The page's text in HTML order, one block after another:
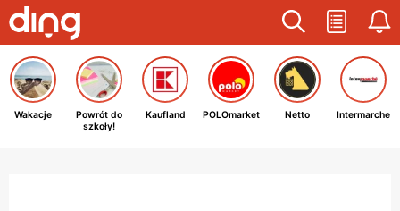
Wakacje
Powrót do
szkoły!
Kaufland POLOmarket Netto Intermarche